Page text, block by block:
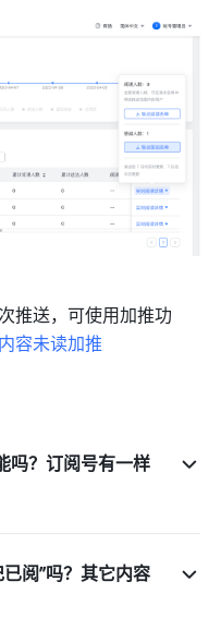
推送，可使用加推功
容未读加推
吗？订阅号有一样
阅”吗？其它内容